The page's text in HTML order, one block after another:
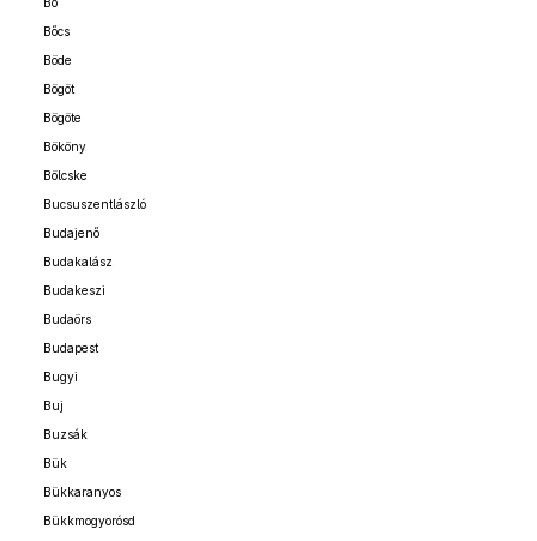
Bőcs
Böde
Bögöt
Bögöte
Bököny
Bölcske
Bucsuszentlászló
Budajenő
Budakalász
Budakeszi
Budaörs
Budapest
Bugyi
Buj
Buzsák
Bük
Bükkaranyos
Bükkmogyorósd